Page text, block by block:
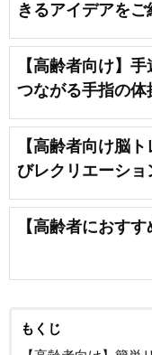
きるアイデアをご
【高齢者向け】
つながる手指の体
【高齢者向け脳
びレクリエーショ
【高齢者におす
もくじ